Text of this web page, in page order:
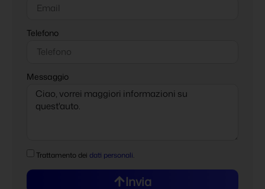
Telefono
Messaggio
Trattamento dei dati personali.
Invia